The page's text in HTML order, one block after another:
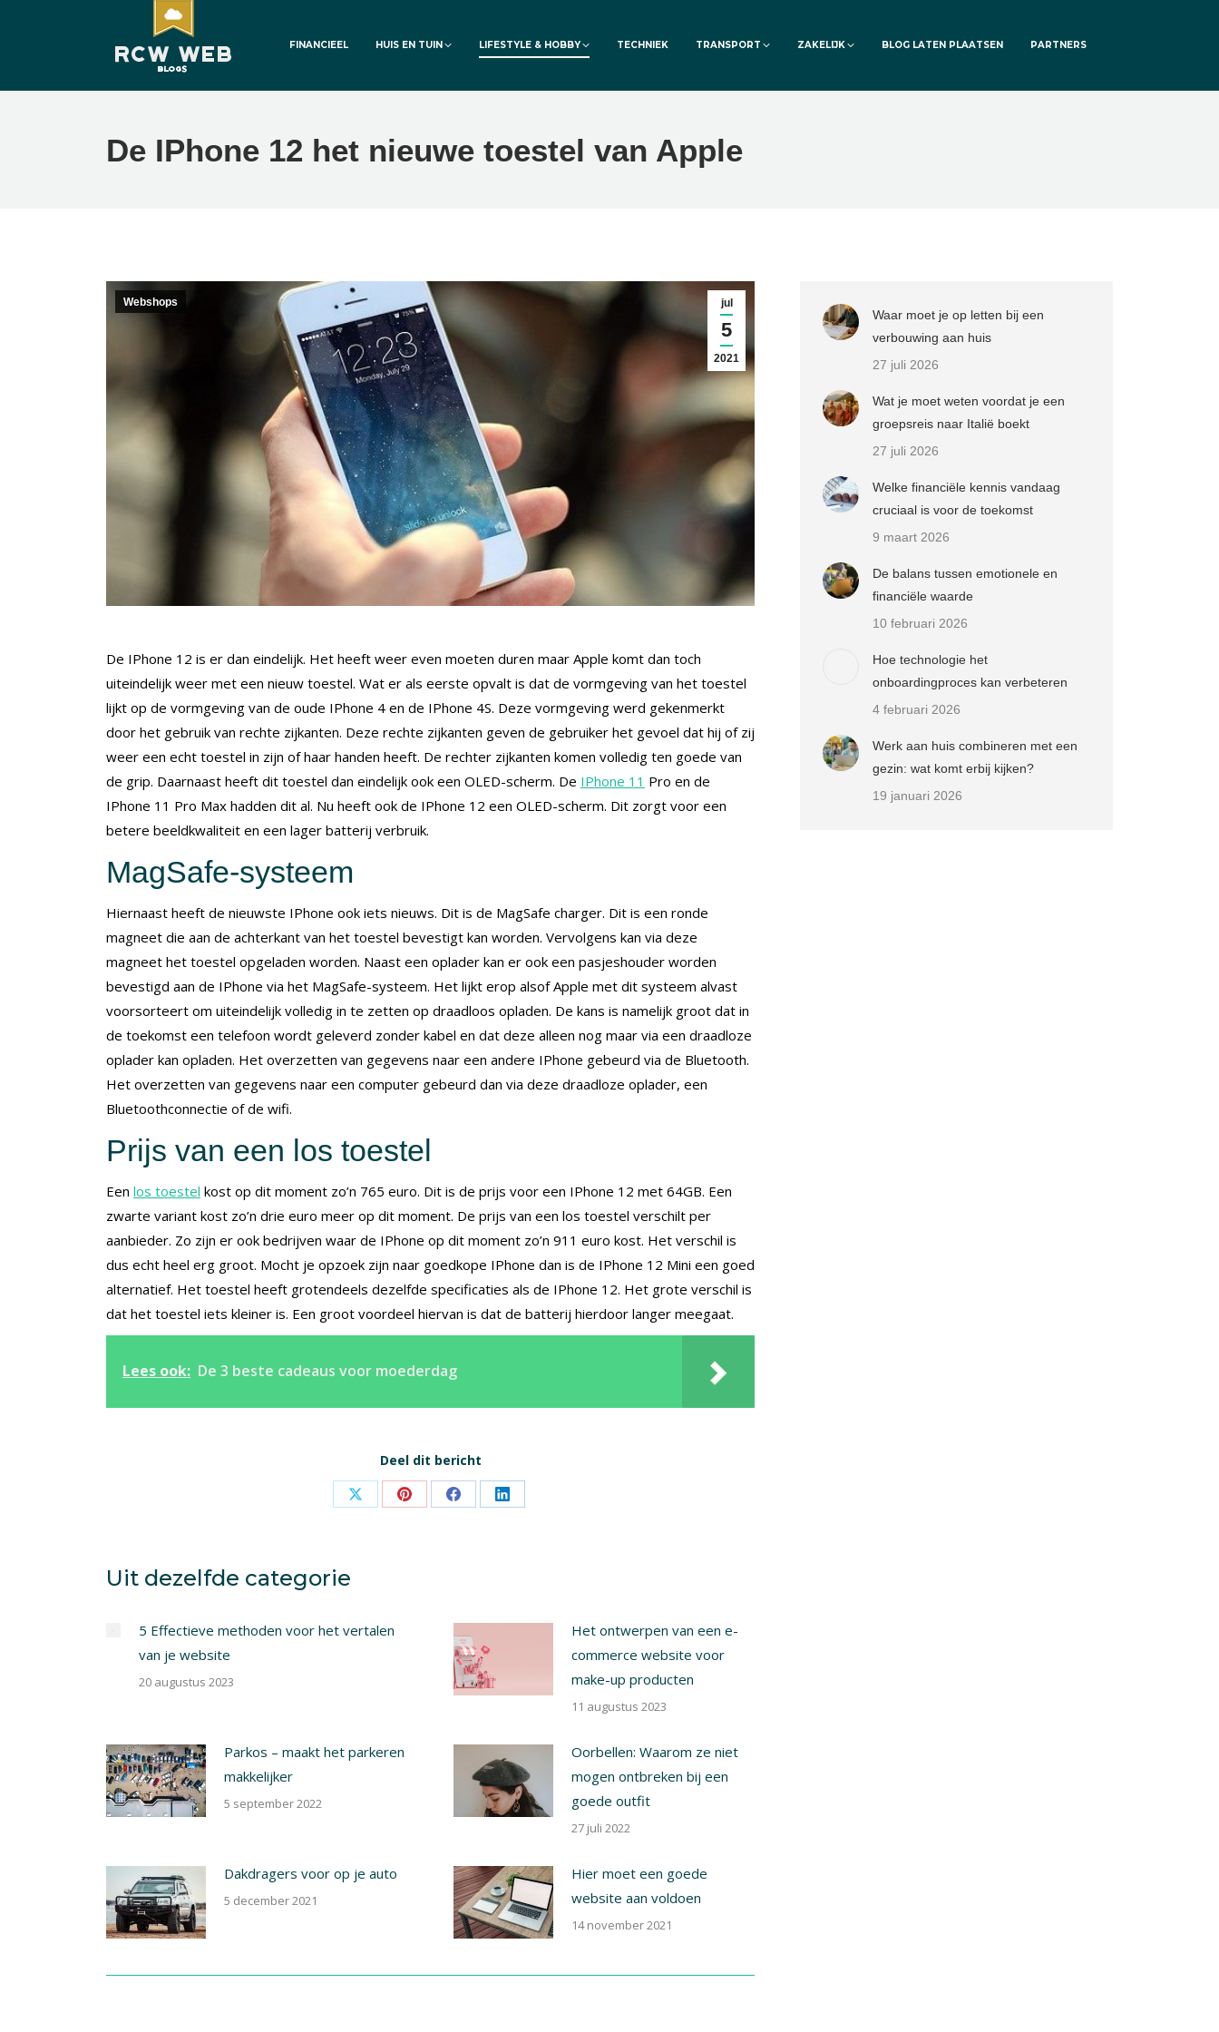
FINANCIEEL HUIS EN TUIN LIFESTYLE & HOBBY TECHNIEK TRANSPORT ZAKELIJK BLOG LATEN PLAATSEN PARTNERS
De IPhone 12 het nieuwe toestel van Apple
jul
5
2021
Webshops
De IPhone 12 is er dan eindelijk. Het heeft weer even moeten duren maar Apple komt dan toch
uiteindelijk weer met een nieuw toestel. Wat er als eerste opvalt is dat de vormgeving van het toestel
lijkt op de vormgeving van de oude IPhone 4 en de IPhone 4S. Deze vormgeving werd gekenmerkt
door het gebruik van rechte zijkanten. Deze rechte zijkanten geven de gebruiker het gevoel dat hij of zij
weer een echt toestel in zijn of haar handen heeft. De rechter zijkanten komen volledig ten goede van
de grip. Daarnaast heeft dit toestel dan eindelijk ook een OLED-scherm. De IPhone 11 Pro en de
IPhone 11 Pro Max hadden dit al. Nu heeft ook de IPhone 12 een OLED-scherm. Dit zorgt voor een
betere beeldkwaliteit en een lager batterij verbruik.
MagSafe-systeem
Hiernaast heeft de nieuwste IPhone ook iets nieuws. Dit is de MagSafe charger. Dit is een ronde
magneet die aan de achterkant van het toestel bevestigt kan worden. Vervolgens kan via deze
magneet het toestel opgeladen worden. Naast een oplader kan er ook een pasjeshouder worden
bevestigd aan de IPhone via het MagSafe-systeem. Het lijkt erop alsof Apple met dit systeem alvast
voorsorteert om uiteindelijk volledig in te zetten op draadloos opladen. De kans is namelijk groot dat in
de toekomst een telefoon wordt geleverd zonder kabel en dat deze alleen nog maar via een draadloze
oplader kan opladen. Het overzetten van gegevens naar een andere IPhone gebeurd via de Bluetooth.
Het overzetten van gegevens naar een computer gebeurd dan via deze draadloze oplader, een
Bluetoothconnectie of de wifi.
Prijs van een los toestel
Een los toestel kost op dit moment zo’n 765 euro. Dit is de prijs voor een IPhone 12 met 64GB. Een
zwarte variant kost zo’n drie euro meer op dit moment. De prijs van een los toestel verschilt per
aanbieder. Zo zijn er ook bedrijven waar de IPhone op dit moment zo’n 911 euro kost. Het verschil is
dus echt heel erg groot. Mocht je opzoek zijn naar goedkope IPhone dan is de IPhone 12 Mini een goed
alternatief. Het toestel heeft grotendeels dezelfde specificaties als de IPhone 12. Het grote verschil is
dat het toestel iets kleiner is. Een groot voordeel hiervan is dat de batterij hierdoor langer meegaat.
Lees ook: De 3 beste cadeaus voor moederdag
Deel dit bericht
Share Share Share Share
Uit dezelfde categorie
5 Effectieve methoden voor het vertalen
van je website
20 augustus 2023
Het ontwerpen van een e-
commerce website voor
make-up producten
11 augustus 2023
Parkos – maakt het parkeren
makkelijker
5 september 2022
Oorbellen: Waarom ze niet
mogen ontbreken bij een
goede outfit
27 juli 2022
Dakdragers voor op je auto
5 december 2021
Hier moet een goede
website aan voldoen
14 november 2021
Waar moet je op letten bij een
verbouwing aan huis
27 juli 2026
Wat je moet weten voordat je een
groepsreis naar Italië boekt
27 juli 2026
Welke financiële kennis vandaag
cruciaal is voor de toekomst
9 maart 2026
De balans tussen emotionele en
financiële waarde
10 februari 2026
Hoe technologie het
onboardingproces kan verbeteren
4 februari 2026
Werk aan huis combineren met een
gezin: wat komt erbij kijken?
19 januari 2026